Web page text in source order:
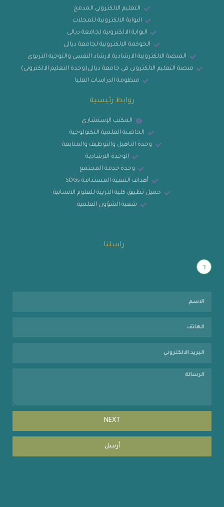
التعليم الالكتروني المدمج
البوابة الالكترونية للمجلات
البوابة الالكترونية لجامعة ديالى
الحوكمة الالكترونية لجامعة ديالى
المنصة الالكترونية الارشادية لارشاد النفسي والتوجيه التربوي
منصة التعليم الالكتروني في جامعة ديالى(وحدة التعليم الالكتروني)
منظومة الدراسات العليا
روابط رئيسية
المكتب الإستشاري
الحاضنة العلمية التكنولوجية
وحدة التاهيل والتوظيف والمتابعة
الوحدة الارشادية
وحدة خدمة المجتمع
أهداف التنمية المستدامة SDGs
حميل تطبيق كلية التربية للعلوم الانسانية
شعبة الشؤون العلمية
راسلنا..
1
NEXT
أرسل